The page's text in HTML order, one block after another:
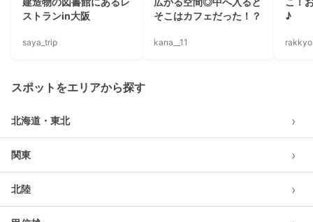
ストランin大阪
saya_trip
そこはカフェだった！？
kana__11
♪
スポットをエリアから探す
北海道・東北 ›
関東 ›
北陸 ›